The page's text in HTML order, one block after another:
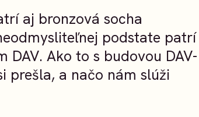
aj bronzová socha
podstate patrí
Ako to s budovou DAV-
prešla, a načo nám slúži